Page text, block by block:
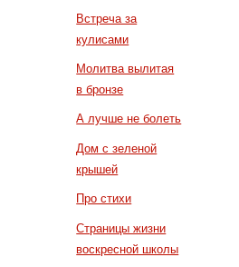
Встреча за
кулисами
Молитва вылитая
в бронзе
А лучше не болеть
Дом с зеленой
крышей
Про стихи
Страницы жизни
воскресной школы